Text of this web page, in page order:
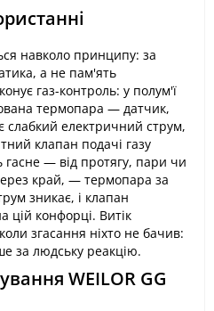
навколо принципу: за
а не пам'ять
газ-контроль: у полум'ї
термопара — датчик,
слабкий електричний струм,
клапан подачі газу
— від протягу, пари чи
край, — термопара за
зникає, і клапан
цій конфорці. Витік
згасання ніхто не бачив:
за людську реакцію.
WEILOR GG